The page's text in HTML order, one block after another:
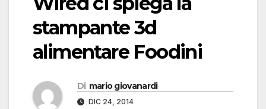
stampante 3d
alimentare Foodini
Di mario giovanardi
DIC 24, 2014